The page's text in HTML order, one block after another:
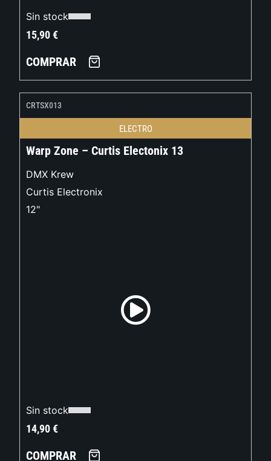
Sin stock
15,90€
COMPRAR
CRTSX013
ELECTRO
Warp Zone – Curtis Electonix 13
DMX Krew
Curtis Electronix
12"
Sin stock
14,90€
COMPRAR